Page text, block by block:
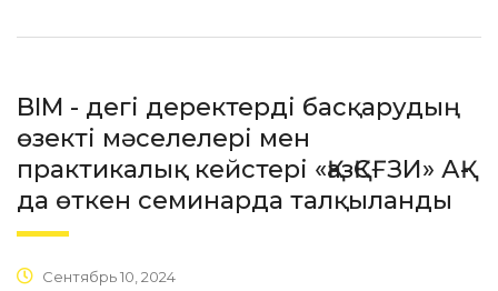
BIM - дегі деректерді басқарудың
өзекті мәселелері мен
практикалық кейстері «ҚазҚСҒЗИ» АҚ-
да өткен семинарда талқыланды
Сентябрь 10, 2024